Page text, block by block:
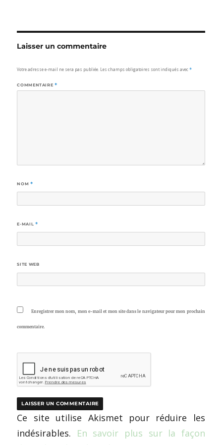
Laisser un commentaire
Votre adresse e-mail ne sera pas publiée. Les champs obligatoires sont indiqués avec*
COMMENTAIRE *
NOM *
E-MAIL *
SITE WEB
Enregistrer mon nom, mon e-mail et mon site dans le navigateur pour mon prochain
commentaire.
Ce site utilise Akismet pour réduire les
indésirables. En savoir plus sur la façon